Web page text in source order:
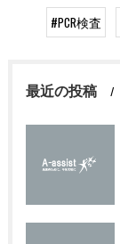
#PCR検査
最近の投稿